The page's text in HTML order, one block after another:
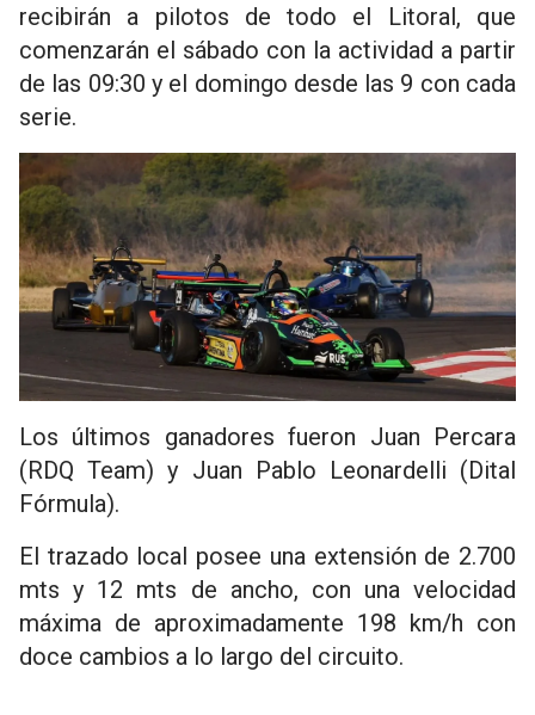
recibirán a pilotos de todo el Litoral, que
comenzarán el sábado con la actividad a partir
de las 09:30 y el domingo desde las 9 con cada
serie.
Los últimos ganadores fueron Juan Percara
(RDQ Team) y Juan Pablo Leonardelli (Dital
Fórmula).
El trazado local posee una extensión de 2.700
mts y 12 mts de ancho, con una velocidad
máxima de aproximadamente 198 km/h con
doce cambios a lo largo del circuito.